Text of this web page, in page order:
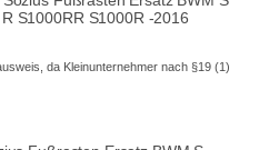
S1000RR S1000R -2016
€.
da Kleinunternehmer nach §19 (1)